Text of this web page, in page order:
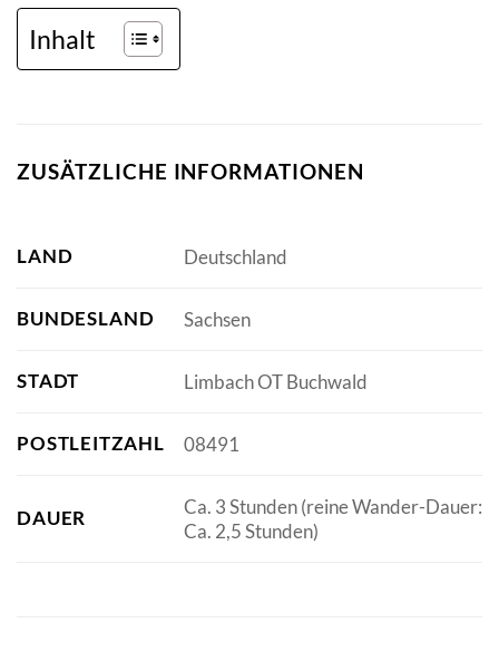
Inhalt
ZUSÄTZLICHE INFORMATIONEN
LAND Deutschland
BUNDESLAND Sachsen
STADT Limbach OT Buchwald
POSTLEITZAHL 08491
DAUER
Ca. 3 Stunden (reine Wander-Dauer:
Ca. 2,5 Stunden)